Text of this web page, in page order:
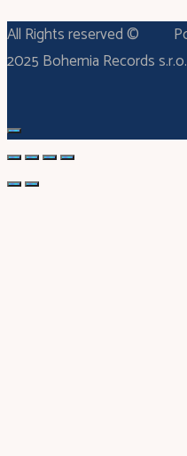
All Rights reserved ©
2025 Bohemia Records s.r.o.